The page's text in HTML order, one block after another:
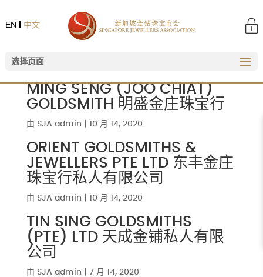
中文
EN
选择页面
MING SENG (JOO CHIAT)
GOLDSMITH 明盛金庄珠宝行
由 SJA admin 10 月 14, 2020
ORIENT GOLDSMITHS &
JEWELLERS PTE LTD 东丰金庄
珠宝行私人有限公司
由 SJA admin 10 月 14, 2020
TIN SING GOLDSMITHS
(PTE) LTD 天成金铺私人有限
公司
由 SJA admin 7 月 14, 2020